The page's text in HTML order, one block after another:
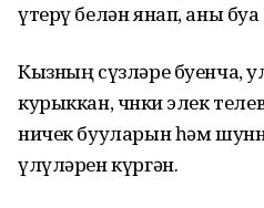
үтерү белән янап, аны
Кызның сүзләре буенча,
курыккан, чөнки элек
ничек бууларын һәм
үлүләрен күргән.